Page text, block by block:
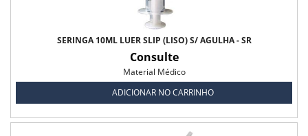
Fio Polidioxanona
Fio Poliglecaprone - 25
SERINGA 10ML LUER SLIP (LISO) S/ AGULHA - SR
Consulte
Material Médico
ADICIONAR NO CARRINHO